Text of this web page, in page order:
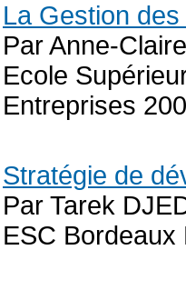
La Gestion
Par Anne-
Ecole
Entreprises
Stratégie de
Par Tarek
ESC Bordeaux